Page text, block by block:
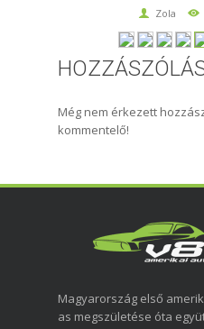
Zola
Még nem érkezett
kommentelő!
Magyarország első
as megszületése óta